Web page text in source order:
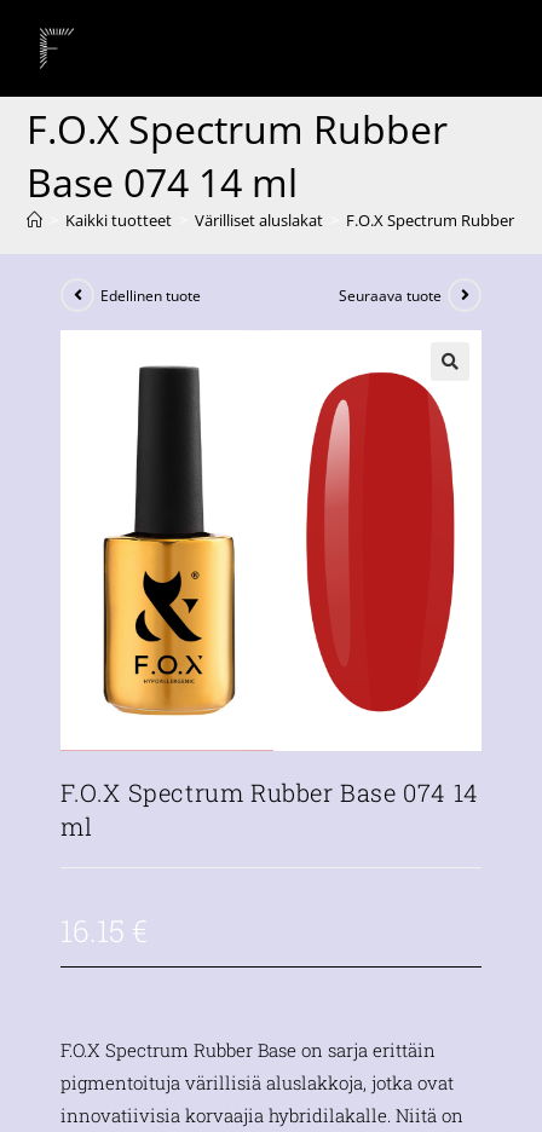
F.O.X Spectrum Rubber
Base 074 14 ml
Kaikki tuotteet Värilliset aluslakat F.O.X Spectrum Rubber
Edellinen tuote Seuraava tuote
F.O.X Spectrum Rubber Base 074 14
ml
16.15 €
F.O.X Spectrum Rubber Base on sarja erittäin
pigmentoituja värillisiä aluslakkoja, jotka ovat
innovatiivisia korvaajia hybridilakalle. Niitä on